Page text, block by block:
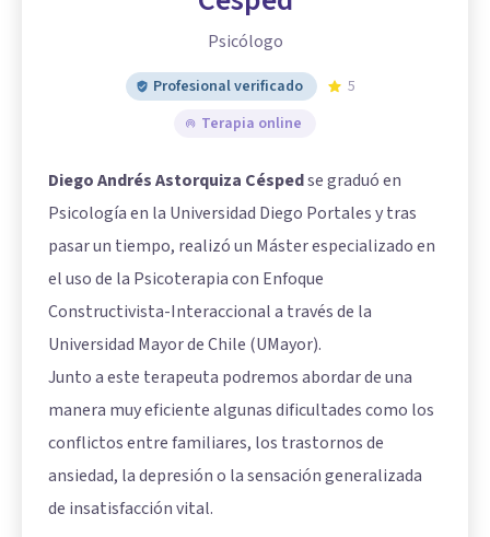
Psicólogo
Profesional verificado
5
Terapia online
Diego Andrés Astorquiza Céspedse graduó en
Psicología en la Universidad Diego Portales y tras
pasar un tiempo, realizó un Máster especializado en
el uso de la Psicoterapia con Enfoque
Constructivista-Interaccional a través de la
Universidad Mayor de Chile (UMayor).
Junto a este terapeuta podremos abordar de una
manera muy eficiente algunas dificultades como los
conflictos entre familiares, los trastornos de
ansiedad, la depresión o la sensación generalizada
de insatisfacción vital.